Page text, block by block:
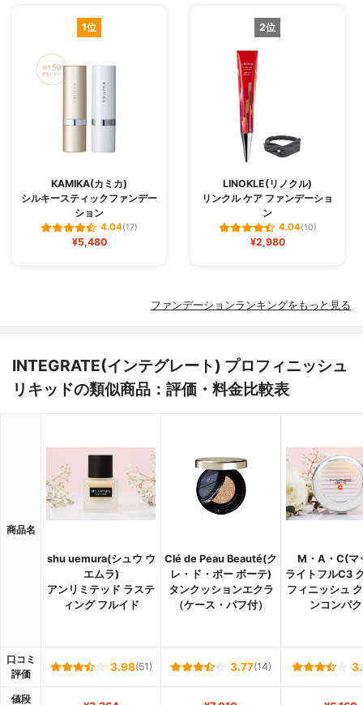
1位
KAMIKA(カミカ)
シルキースティックファンデー
ション
4.04(17)
¥5,480
2位
LINOKLE(リノクル)
リンクル ケア ファンデーショ
ン
4.04(10)
¥2,980
ファンデーションランキングをもっと見る
INTEGRATE(インテグレート) プロフィニッシュ
リキッドの類似商品：評価・料金比較表
商品名
shu uemura(シュウ ウ
エムラ)
アンリミテッド ラステ
ィング フルイド
Clé de Peau Beauté(ク
レ・ド・ポー ボーテ)
タンクッションエクラ
（ケース・パフ付）
M・A・C(マ
ライトフルC3
フィニッシュ
ンコンパ
口コミ
評価
3.98(51) 3.77(14)
値段